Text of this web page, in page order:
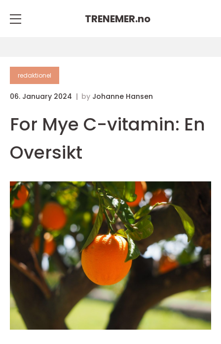
TRENEMER.no
redaktionel
06. January 2024 by Johanne Hansen
For Mye C-vitamin: En
Oversikt